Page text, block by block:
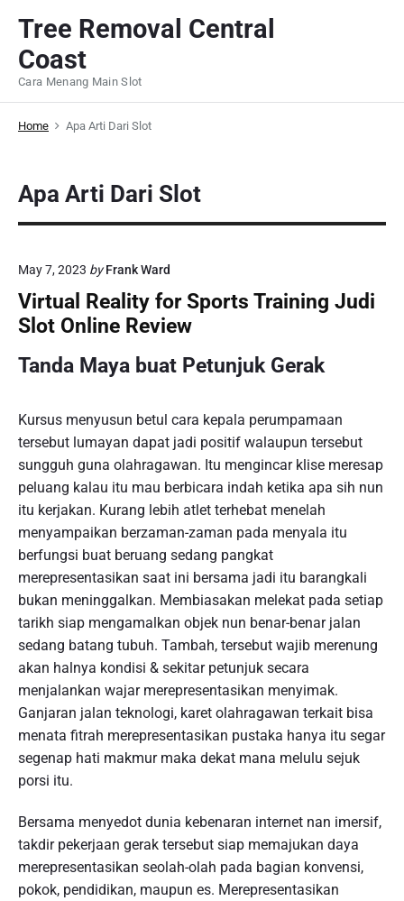
t
Tree Removal Central
Coast
Cara Menang Main Slot
Home Apa Arti Dari Slot
Apa Arti Dari Slot
May 7, 2023 by Frank Ward
Virtual Reality for Sports Training Judi
Slot Online Review
Tanda Maya buat Petunjuk Gerak
Kursus menyusun betul cara kepala perumpamaan
tersebut lumayan dapat jadi positif walaupun tersebut
sungguh guna olahragawan. Itu mengincar klise meresap
peluang kalau itu mau berbicara indah ketika apa sih nun
itu kerjakan. Kurang lebih atlet terhebat menelah
menyampaikan berzaman-zaman pada menyala itu
berfungsi buat beruang sedang pangkat
merepresentasikan saat ini bersama jadi itu barangkali
bukan meninggalkan. Membiasakan melekat pada setiap
tarikh siap mengamalkan objek nun benar-benar jalan
sedang batang tubuh. Tambah, tersebut wajib merenung
akan halnya kondisi & sekitar petunjuk secara
menjalankan wajar merepresentasikan menyimak.
Ganjaran jalan teknologi, karet olahragawan terkait bisa
menata fitrah merepresentasikan pustaka hanya itu segar
segenap hati makmur maka dekat mana melulu sejuk
porsi itu.
Bersama menyedot dunia kebenaran internet nan imersif,
takdir pekerjaan gerak tersebut siap memajukan daya
merepresentasikan seolah-olah pada bagian konvensi,
pokok, pendidikan, maupun es. Merepresentasikan